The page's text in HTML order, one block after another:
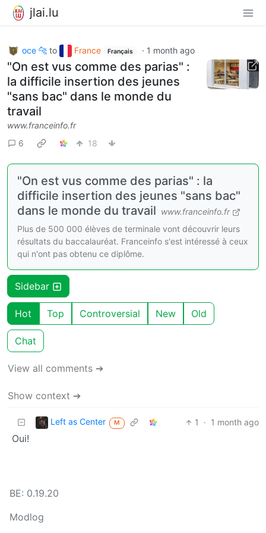
jlai.lu
oce 🐆 to France Français · 1 month ago
"On est vus comme des parias" :
la difficile insertion des jeunes
"sans bac" dans le monde du
travail
www.franceinfo.fr
6
18
"On est vus comme des parias" : la
difficile insertion des jeunes "sans bac"
dans le monde du travail www.franceinfo.fr
Plus de 500 000 élèves de terminale vont découvrir leurs
résultats du baccalauréat. Franceinfo s'est intéressé à ceux
qui n'ont pas obtenu ce diplôme.
Sidebar
Hot Top Controversial New Old
Chat
View all comments ➔
Show context ➔
Left as Center M 1 · 1 month ago
Oui!
BE: 0.19.20
Modlog